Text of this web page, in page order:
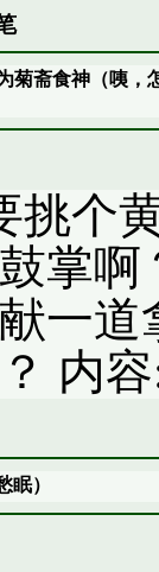
菊斋食神（咦，
挑个
掌
一
内
）